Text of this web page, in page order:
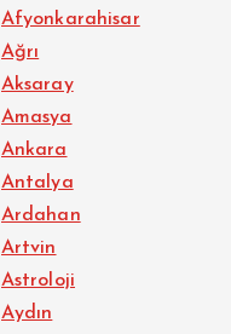
Afyonkarahisar
Ağrı
Aksaray
Amasya
Ankara
Antalya
Ardahan
Artvin
Astroloji
Aydın